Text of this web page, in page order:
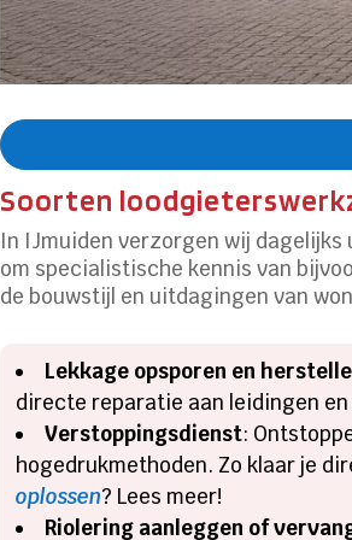
Soorten
In IJmuiden verzorgen wij
om specialistische kennis van
de bouwstijl en uitdagingen van
Lekkage opsporen en
directe reparatie aan leidingen
Verstoppingsdienst:
hogedrukmethoden. Zo klaar je
oplossen? Lees meer!
Riolering aanleggen of